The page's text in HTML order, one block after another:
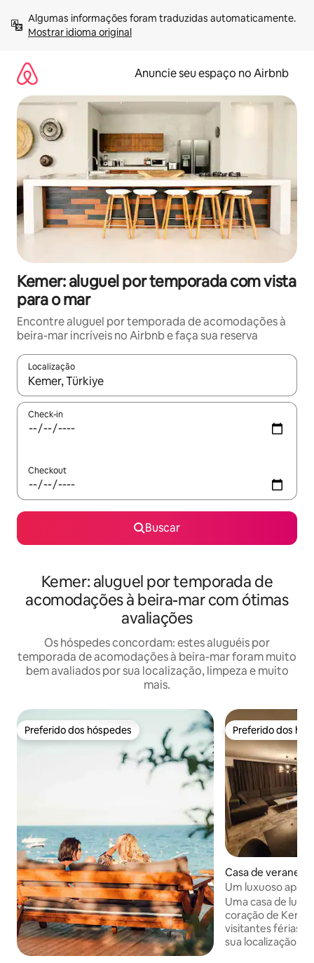
para
Mostrar idioma original
Anuncie seu espaço no Airbnb
Kemer: aluguel por temporada com vista
para o mar
Encontre aluguel por temporada de acomodações à
beira-mar incríveis no Airbnb e faça sua reserva
Localização
Quando os resultados estiverem disponíveis, explore-os
Check-in
Checkout
Buscar
Kemer: aluguel por temporada de
acomodações à beira-mar com ótimas
avaliações
Os hóspedes concordam: estes aluguéis por
temporada de acomodações à beira-mar foram muito
bem avaliados por sua localização, limpeza e muito
mais.
Preferido dos hóspedes
Preferido dos hóspedes Preferido dos
Preferido dos
Casa de veraneio
Um luxuoso
junto à marina de
Uma casa de
coração de
visitantes férias
sua localização